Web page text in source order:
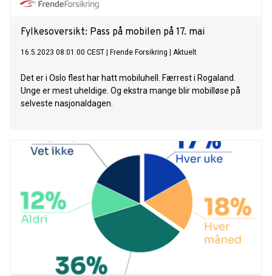
slipper å tenke på datab
Fylkesoversikt: Pass på mobilen på 17. mai
16.5.2023 08:01:00 CEST Frende Forsikring Aktuelt
Det er i Oslo flest har hatt mobiluhell. Færrest i Rogaland.
Unge er mest uheldige. Og ekstra mange blir mobilløse på
selveste nasjonaldagen.